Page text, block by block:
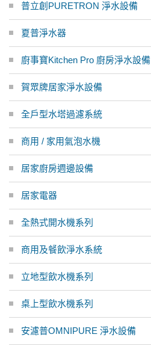
普立創PURETRON 淨水設備
夏普淨水器
廚事寶Kitchen Pro 廚房淨水設備
賀眾牌居家淨水設備
全戶型水塔過濾系統
商用 / 家用氣泡水機
居家廚房週邊設備
居家電器
全熱式開水機系列
商用及餐飲淨水系統
立地型飲水機系列
桌上型飲水機系列
安濾普OMNIPURE 淨水設備